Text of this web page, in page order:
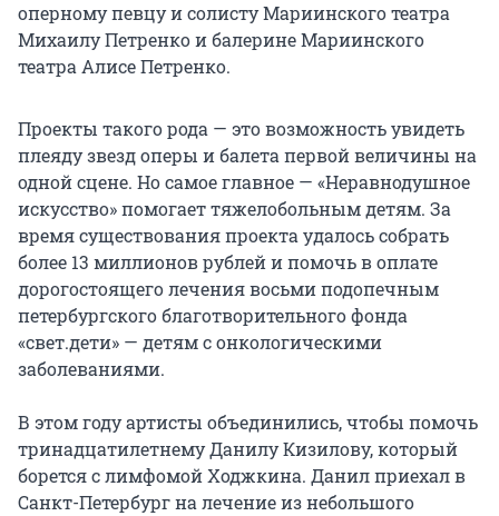
оперному певцу и солисту Мариинского театра
Михаилу Петренко и балерине Мариинского
театра Алисе Петренко.
Проекты такого рода — это возможность увидеть
плеяду звезд оперы и балета первой величины на
одной сцене. Но самое главное — «Неравнодушное
искусство» помогает тяжелобольным детям. За
время существования проекта удалось собрать
более 13 миллионов рублей и помочь в оплате
дорогостоящего лечения восьми подопечным
петербургского благотворительного фонда
«свет.дети» — детям с онкологическими
заболеваниями.
В этом году артисты объединились, чтобы помочь
тринадцатилетнему Данилу Кизилову, который
борется с лимфомой Ходжкина. Данил приехал в
Санкт-Петербург на лечение из небольшого